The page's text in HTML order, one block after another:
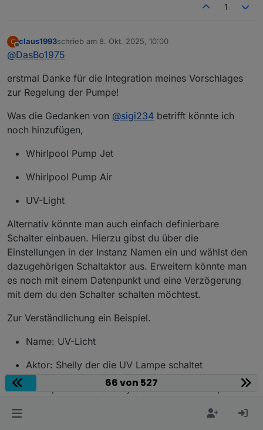
1
C
Offline
claus1993schrieb am 8. Okt. 2025, 10:00
zuletzt editiert von
@DasBo1975
erstmal Danke für die Integration meines Vorschlages
zur Regelung der Pumpe!
Was die Gedanken von @sigi234 betrifft könnte ich
noch hinzufügen,
Whirlpool Pump Jet
Whirlpool Pump Air
UV-Light
Alternativ könnte man auch einfach definierbare
Schalter einbauen. Hierzu gibst du über die
Einstellungen in der Instanz Namen ein und wählst den
dazugehörigen Schaltaktor aus. Erweitern könnte man
es noch mit einem Datenpunkt und eine Verzögerung
mit dem du den Schalter schalten möchtest.
Zur Verständlichung ein Beispiel.
Name: UV-Licht
Aktor: Shelly der die UV Lampe schaltet
Datenpunkt: der Schelly der meine Umwälzpume
66 von 527